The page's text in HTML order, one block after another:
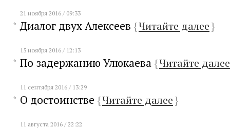
21 ноября 2016 / 09:33
Диалог двух Алексеев {Читайте далее}
15 ноября 2016 / 12:13
По задержанию Улюкаева {Читайте далее
11 сентября 2016 / 13:29
О достоинстве {Читайте далее}
11 августа 2016 / 22:22